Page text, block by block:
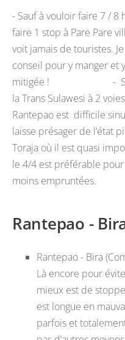
- Sauf à vouloir faire 7 /
faire 1 stop à Pare Pare
voit jamais de touristes.
conseil pour y manger et
mitigée ! -
la Trans Sulawesi à 2
Rantepao est difficile
laisse présager de l’état
Toraja où il est quasi
le 4/4 est préférable
moins empruntées.
Rantepao -
Rantepao - Bira
Là encore pour
mieux est de
est longue en
parfois et